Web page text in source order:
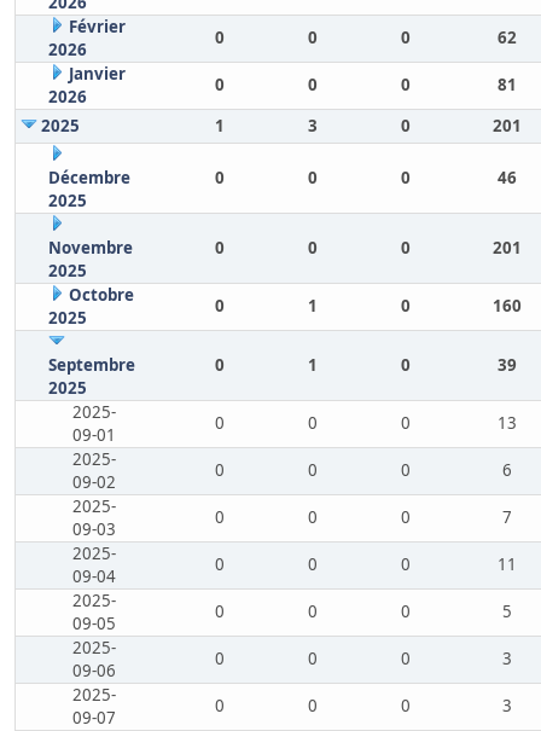
Février
2026
0 0 0
62
Janvier
2026
0 0 0
81
2025
1 3 0 201
Décembre
2025
0 0 0 46
Novembre
2025
0 0 0 201
Octobre
2025
0 1 0 160
Septembre
2025
0 1 0 39
2025-
09-01
0 0 0
13
2025-
09-02
0 0 0
6
2025-
09-03
0 0 0
7
2025-
09-04
0 0 0
11
2025-
09-05
0 0 0
5
2025-
09-06
0 0 0
3
2025-
09-07
0 0 0
3